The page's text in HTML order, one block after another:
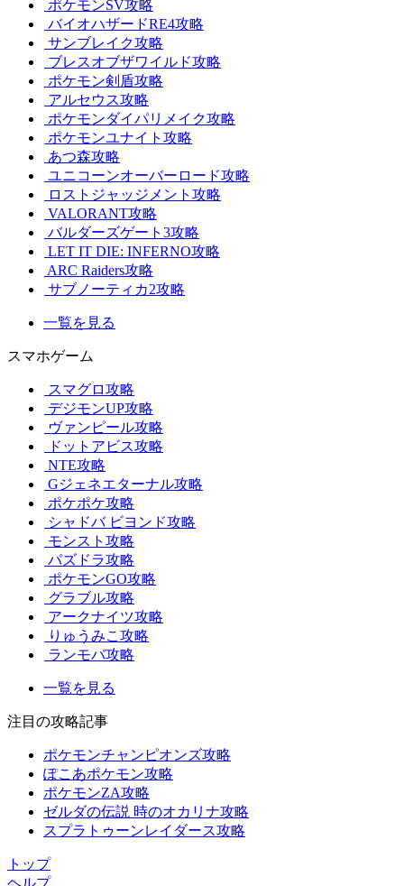
ポケモンSV攻略
バイオハザードRE4攻略
サンブレイク攻略
ブレスオブザワイルド攻略
ポケモン剣盾攻略
アルセウス攻略
ポケモンダイパリメイク攻略
ポケモンユナイト攻略
あつ森攻略
ユニコーンオーバーロード攻略
ロストジャッジメント攻略
VALORANT攻略
バルダーズゲート3攻略
LET IT DIE: INFERNO攻略
ARC Raiders攻略
サブノーティカ2攻略
一覧を見る
スマホゲーム
スマグロ攻略
デジモンUP攻略
ヴァンピール攻略
ドットアビス攻略
NTE攻略
Gジェネエターナル攻略
ポケポケ攻略
シャドバ ビヨンド攻略
モンスト攻略
パズドラ攻略
ポケモンGO攻略
グラブル攻略
アークナイツ攻略
りゅうみこ攻略
ランモバ攻略
一覧を見る
注目の攻略記事
ポケモンチャンピオンズ攻略
ぽこあポケモン攻略
ポケモンZA攻略
ゼルダの伝説 時のオカリナ攻略
スプラトゥーンレイダース攻略
トップ
ヘルプ